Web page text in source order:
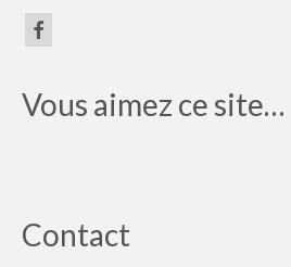
Vous aimez ce site…
Contact